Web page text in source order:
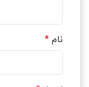
نام *